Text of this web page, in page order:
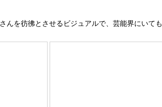
を彷彿とさせるビジュアルで、芸能界にいて